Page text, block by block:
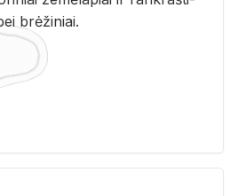
brė­ži­niai.